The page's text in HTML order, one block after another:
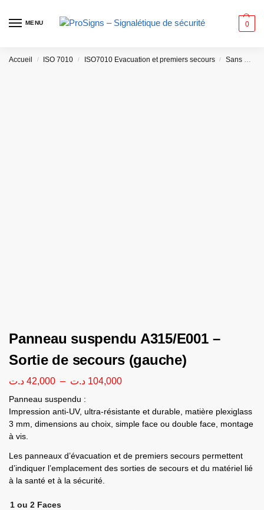
MENU 0
Accueil / ISO 7010 / ISO7010 Evacuation et premiers secours / Sans message
Panneau suspendu A315/E001 –
Sortie de secours (gauche)
42,000 د.ت – 104,000 د.ت
Panneau suspendu :
Impression anti-UV, ultra-résistante et durable, matière plexiglass
3 mm, dimensions au choix, simple face ou double face, montage
à vis.
Les panneaux d’évacuation et de premiers secours permettent
d’indiquer l’emplacement des sorties de secours et du matériel lié
à la santé et à la sécurité.
1 ou 2 Faces